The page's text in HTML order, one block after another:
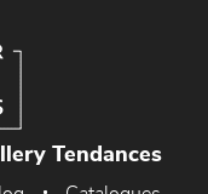
Tendances